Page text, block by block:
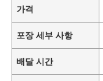
가격
포장 세부 사항
배달 시간